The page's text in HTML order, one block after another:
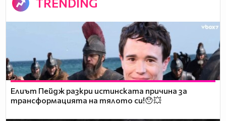
Елиът Пейдж разкри истинската причина за
трансформацията на тялото си!😯💥